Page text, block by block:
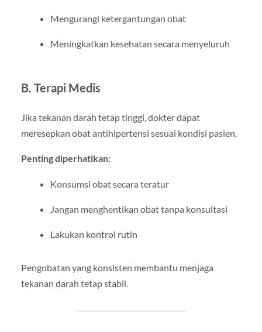
Mengurangi ketergantungan obat
Meningkatkan kesehatan secara menyeluruh
B. Terapi Medis
Jika tekanan darah tetap tinggi, dokter dapat
meresepkan obat antihipertensi sesuai kondisi pasien.
Penting diperhatikan:
Konsumsi obat secara teratur
Jangan menghentikan obat tanpa konsultasi
Lakukan kontrol rutin
Pengobatan yang konsisten membantu menjaga
tekanan darah tetap stabil.